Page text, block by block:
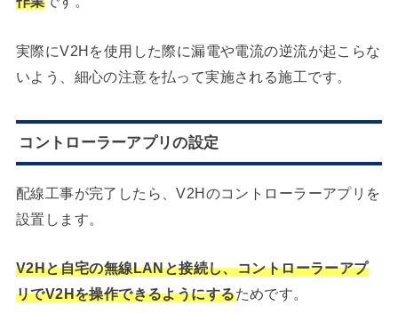
実際にV2Hを使用した際に漏電や電流の逆流が起こらな
いよう、細心の注意を払って実施される施工です。
コントローラーアプリの設定
配線工事が完了したら、V2Hのコントローラーアプリを
設置します。
V2Hと自宅の無線LANと接続し、コントローラーアプ
リでV2Hを操作できるようにするためです。